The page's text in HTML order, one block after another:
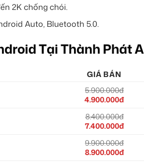
2K chống chói.
Auto, Bluetooth 5.0.
Tại Thành Phát
GIÁ BÁN
5.900.000đ
4.900.000đ
8.400.000đ
7.400.000đ
9.900.000đ
8.900.000đ